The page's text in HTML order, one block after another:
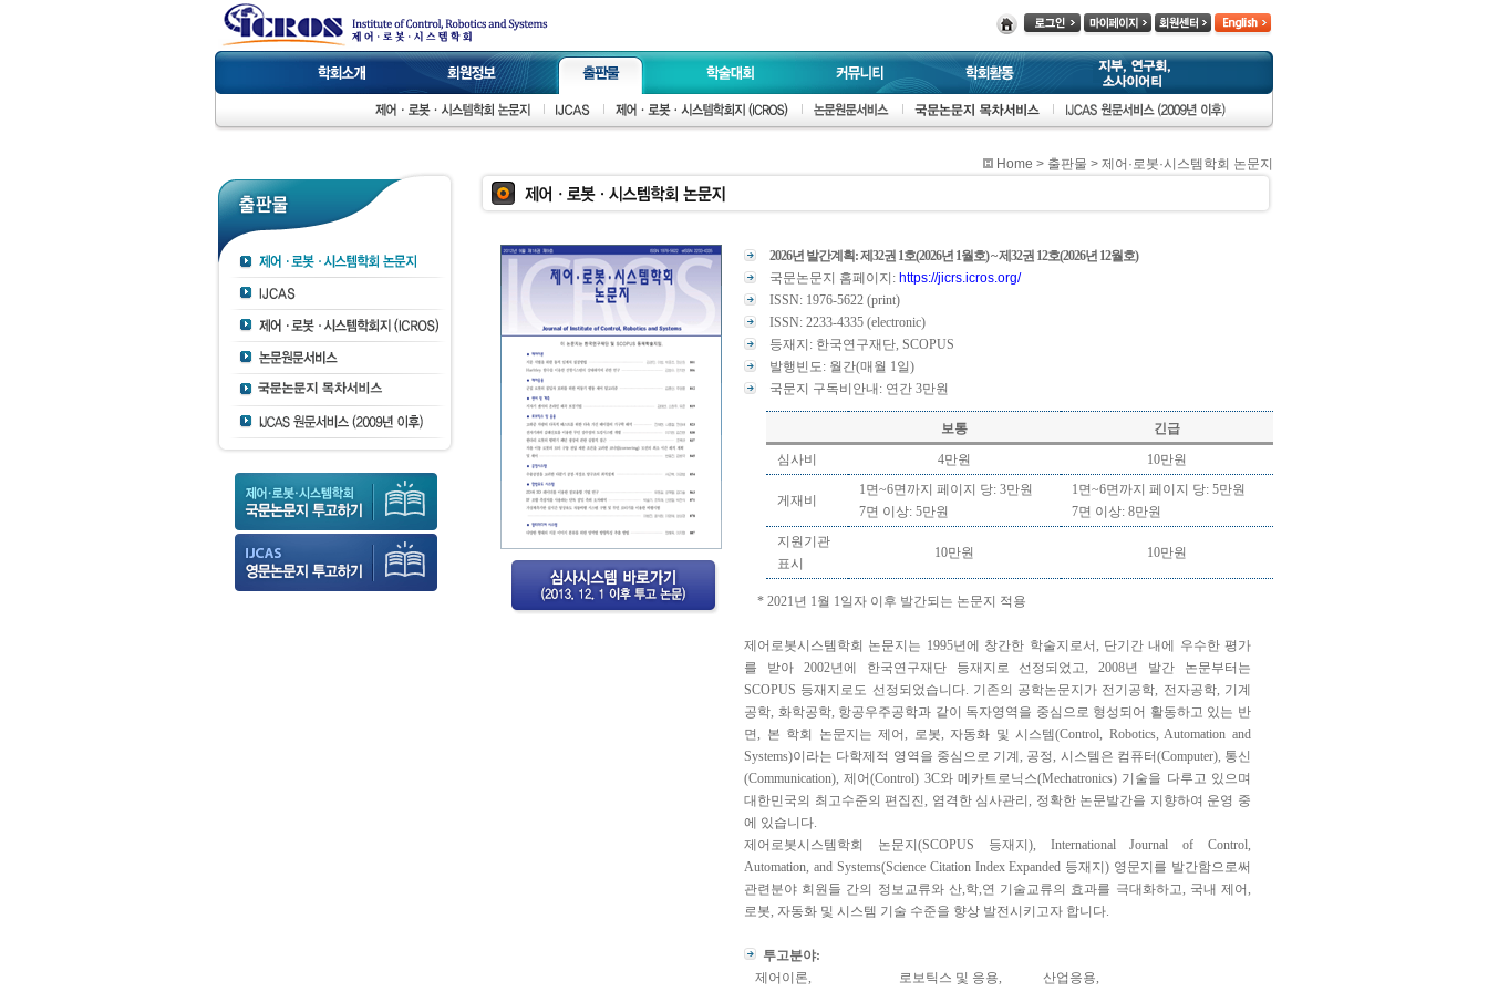
Home > 출판물 > 제어·로봇·시스템학회 논문지
2026년 발간계획: 제32권 1호(2026년 1월호) ~ 제32권 12호(2026년 12월호)
국문논문지 홈페이지: https://jicrs.icros.org/
ISSN: 1976-5622 (print)
ISSN: 2233-4335 (electronic)
등재지: 한국연구재단, SCOPUS
발행빈도: 월간(매월 1일)
국문지 구독비안내: 연간 3만원
보통
긴급
심사비
4만원 10만원
게재비
1면~6면까지 페이지 당: 3만원
7면 이상: 5만원
1면~6면까지 페이지 당: 5만원
7면 이상: 8만원
지원기관
표시
10만원 10만원
* 2021년 1월 1일자 이후 발간되는 논문지 적용
제어로봇시스템학회 논문지는 1995년에 창간한 학술지로서, 단기간 내에 우수한 평가
를 받아 2002년에 한국연구재단 등재지로 선정되었고, 2008년 발간 논문부터는
SCOPUS 등재지로도 선정되었습니다. 기존의 공학논문지가 전기공학, 전자공학, 기계
공학, 화학공학, 항공우주공학과 같이 독자영역을 중심으로 형성되어 활동하고 있는 반
면, 본 학회 논문지는 제어, 로봇, 자동화 및 시스템(Control, Robotics, Automation and
Systems)이라는 다학제적 영역을 중심으로 기계, 공정, 시스템은 컴퓨터(Computer), 통신
(Communication), 제어(Control) 3C와 메카트로닉스(Mechatronics) 기술을 다루고 있으며
대한민국의 최고수준의 편집진, 염격한 심사관리, 정확한 논문발간을 지향하여 운영 중
에 있습니다.
제어로봇시스템학회 논문지(SCOPUS 등재지), International Journal of Control,
Automation, and Systems(Science Citation Index Expanded 등재지) 영문지를 발간함으로써
관련분야 회원들 간의 정보교류와 산,학,연 기술교류의 효과를 극대화하고, 국내 제어,
로봇, 자동화 및 시스템 기술 수준을 향상 발전시키고자 합니다.
투고분야:
제어이론,
로보틱스 및 응용, 산업응용,